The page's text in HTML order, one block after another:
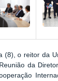
(8), o reitor da
da